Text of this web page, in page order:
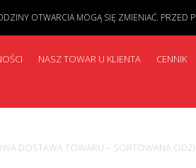
NASZ TOWAR U KLIENTA CENNIK
DOSTAWA TOWARU – SORTOWANA
OTWARCIA MOGĄ SIĘ ZMIENIAĆ. PRZED